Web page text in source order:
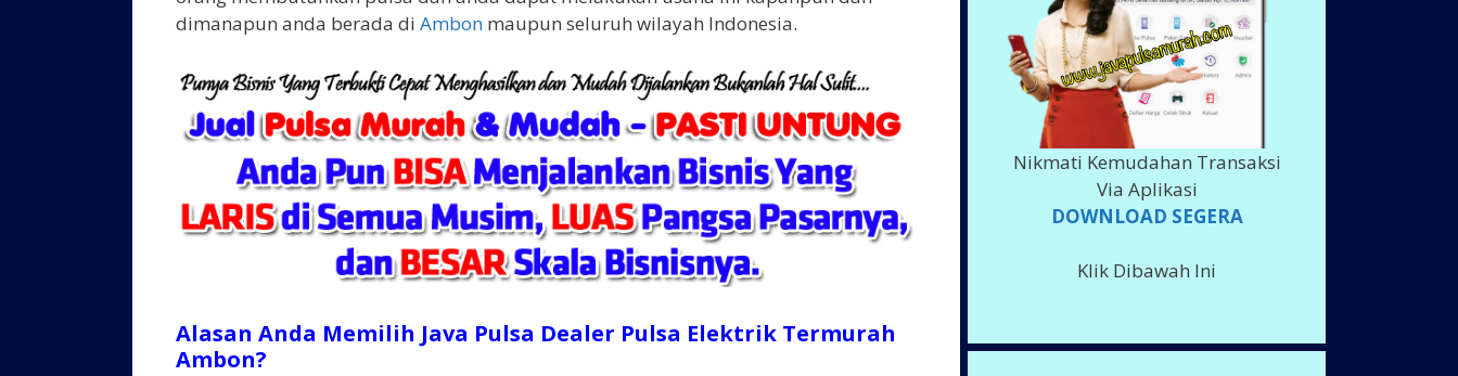
dimanapun anda berada di Ambon maupun seluruh wilayah Indonesia.
Alasan Anda Memilih Java Pulsa Dealer Pulsa Elektrik Termurah
Ambon?
Nikmati Kemudahan Transaksi
Via Aplikasi
DOWNLOAD SEGERA
Klik Dibawah Ini